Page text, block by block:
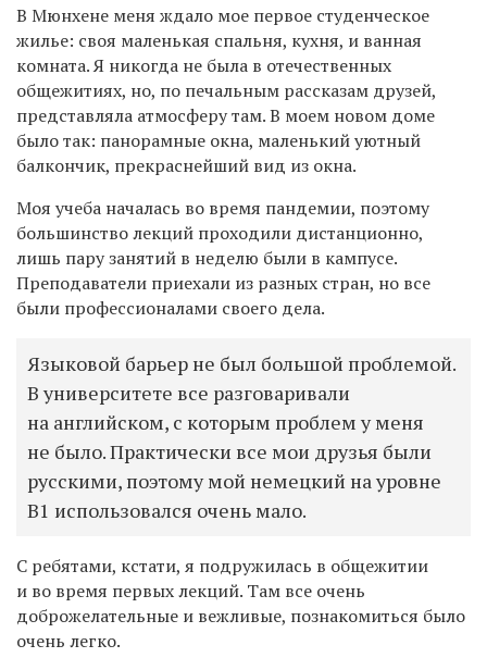
В Мюнхене меня ждало мое первое студенческое
жилье: своя маленькая спальня, кухня, и ванная
комната. Я никогда не была в отечественных
общежитиях, но, по печальным рассказам друзей,
представляла атмосферу там. В моем новом доме
было так: панорамные окна, маленький уютный
балкончик, прекраснейший вид из окна.
Моя учеба началась во время пандемии, поэтому
большинство лекций проходили дистанционно,
лишь пару занятий в неделю были в кампусе.
Преподаватели приехали из разных стран, но все
были профессионалами своего дела.
Языковой барьер не был большой проблемой.
В университете все разговаривали
на английском, с которым проблем у меня
не было. Практически все мои друзья были
русскими, поэтому мой немецкий на уровне
В1 использовался очень мало.
С ребятами, кстати, я подружилась в общежитии
и во время первых лекций. Там все очень
доброжелательные и вежливые, познакомиться было
очень легко.